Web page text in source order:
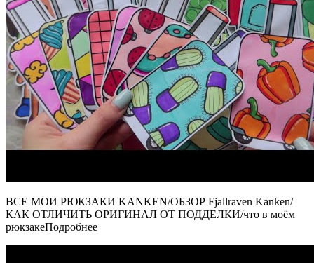
ВСЕ МОИ РЮКЗАКИ KANKEN/ОБЗОР Fjallraven Kanken/
КАК ОТЛИЧИТЬ ОРИГИНАЛ ОТ ПОДДЕЛКИ/что в моём
рюкзакеПодробнее